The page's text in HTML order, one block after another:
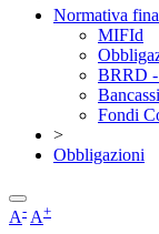
Normativa
MIFId
BRRD -
Fondi
>
Obbligazioni
A- A+